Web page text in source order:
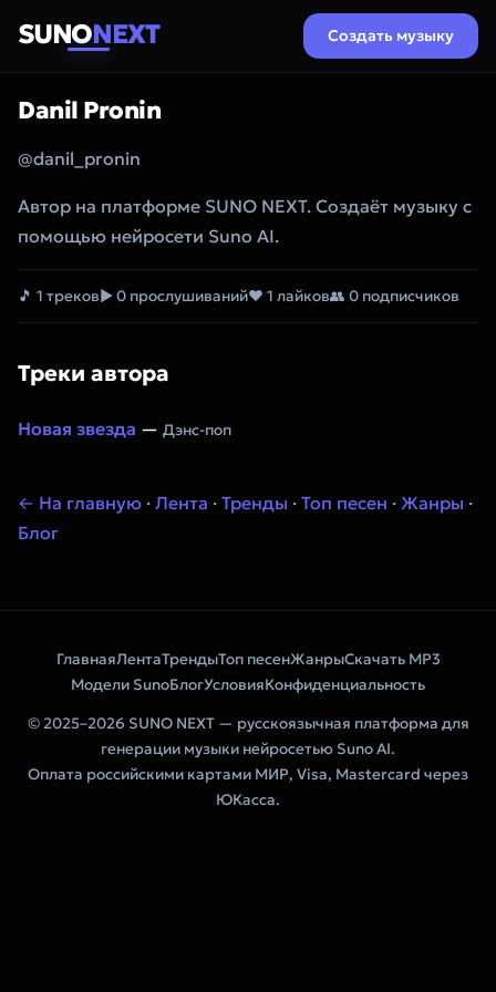
SUNONEXT Создать музыку
Danil Pronin
@danil_pronin
Автор на платформе SUNO NEXT. Создаёт музыку с
помощью нейросети Suno AI.
🎵 1 треков▶ 0 прослушиваний❤ 1 лайков👥 0 подписчиков
Треки автора
Новая звезда — Дэнс-поп
← На главную · Лента · Тренды · Топ песен · Жанры ·
Блог
ГлавнаяЛентаТрендыТоп песенЖанрыСкачать MP3
Модели SunoБлогУсловияКонфиденциальность
© 2025–2026 SUNO NEXT — русскоязычная платформа для
генерации музыки нейросетью Suno AI.
Оплата российскими картами МИР, Visa, Mastercard через
ЮКасса.